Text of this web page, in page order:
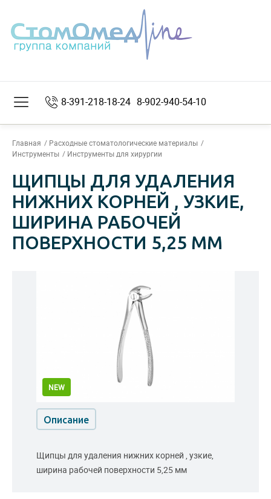
8-391-218-18-24 8-902-940-54-10
Главная
Расходные стоматологические материалы
Инструменты
Инструменты для хирургии
ЩИПЦЫ ДЛЯ УДАЛЕНИЯ
НИЖНИХ КОРНЕЙ , УЗКИЕ,
ШИРИНА РАБОЧЕЙ
ПОВЕРХНОСТИ 5,25 ММ
NEW
Описание
Щипцы для удаления нижних корней , узкие,
ширина рабочей поверхности 5,25 мм